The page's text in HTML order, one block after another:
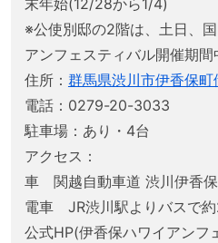
末年始(12/28から1/4)
※公使別邸の2階は、土日、
アンフェスティバル開催期
住所： 群馬県渋川市伊香保
電話：0279-20-3033
駐車場：あり・4台
アクセス：
車 関越自動車道 渋川伊香
電車 JR渋川駅よりバスで
公式HP(伊香保ハワイアンフ